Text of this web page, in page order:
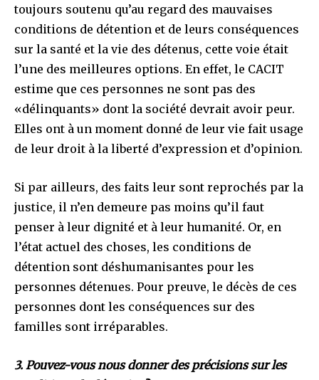
toujours soutenu qu’au regard des mauvaises
conditions de détention et de leurs conséquences
sur la santé et la vie des détenus, cette voie était
l’une des meilleures options. En effet, le CACIT
estime que ces personnes ne sont pas des
«délinquants» dont la société devrait avoir peur.
Elles ont à un moment donné de leur vie fait usage
de leur droit à la liberté d’expression et d’opinion.
Si par ailleurs, des faits leur sont reprochés par la
justice, il n’en demeure pas moins qu’il faut
penser à leur dignité et à leur humanité. Or, en
l’état actuel des choses, les conditions de
détention sont déshumanisantes pour les
personnes détenues. Pour preuve, le décès de ces
personnes dont les conséquences sur des
familles sont irréparables.
3. Pouvez-vous nous donner des précisions sur les